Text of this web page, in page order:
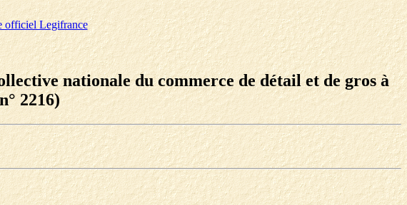
officiel Legifrance
nationale du commerce de détail et de gros à
2216)